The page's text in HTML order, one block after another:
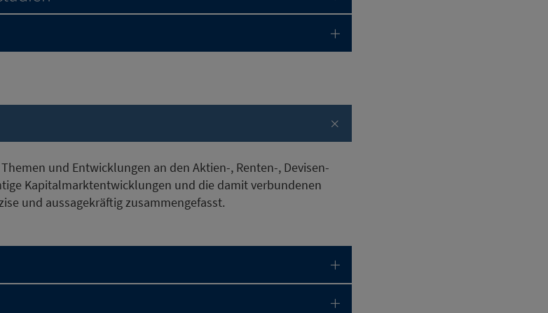
und Entwicklungen an den Aktien-, Renten-, Devisen-
Kapitalmarktentwicklungen und die damit verbundenen
und aussagekräftig zusammengefasst.